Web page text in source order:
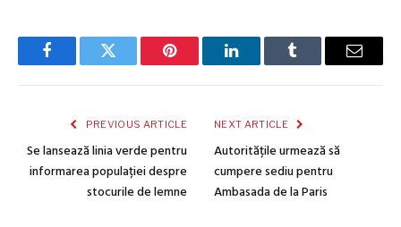
FacebookTwitter Pinterest LinkedInTumblr Email
PREVIOUS ARTICLE
Se lansează linia verde pentru
informarea populației despre
stocurile de lemne
NEXT ARTICLE
Autoritățile urmează să
cumpere sediu pentru
Ambasada de la Paris